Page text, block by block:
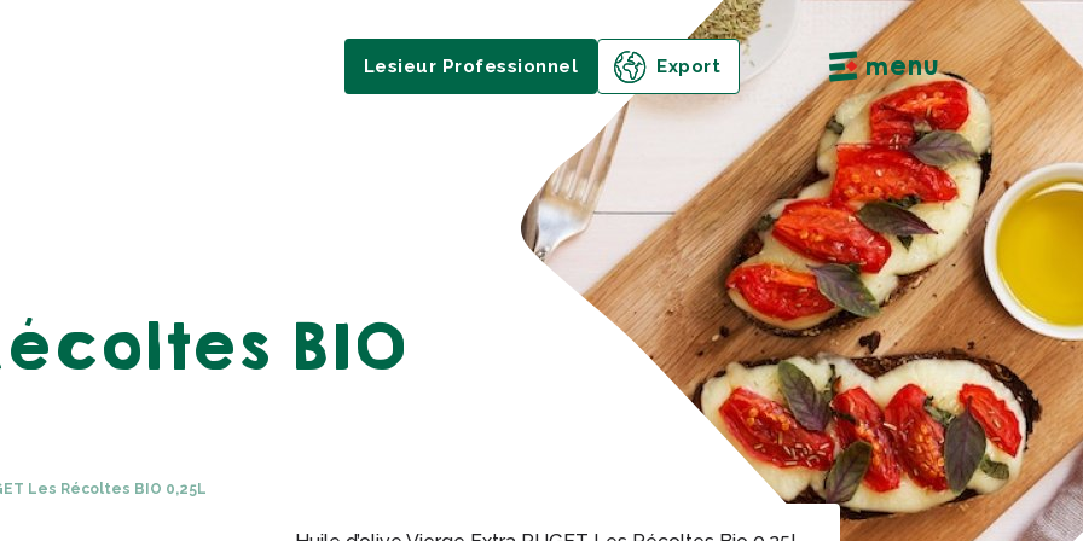
Lesieur Professionnel Export menu
BIO
Les Récoltes BIO 0,25L​